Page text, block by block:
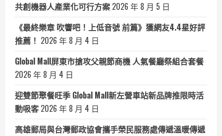
共創機器人產業化可行方案 2026 年 8 月 5 日
《最終樂章 吹響吧！上低音號 前篇》獲網友4.4星好評
推薦！ 2026 年 8 月 4 日
Global Mall屏東市搶攻父親節商機 人氣餐廳祭組合套餐
2026 年 8 月 4 日
迎雙節聚餐旺季 Global Mall新左營車站新品牌推限時活
動吸客 2026 年 8 月 4 日
高雄郵局與台灣郵政協會攜手榮民服務處傳遞溫暖傳遞